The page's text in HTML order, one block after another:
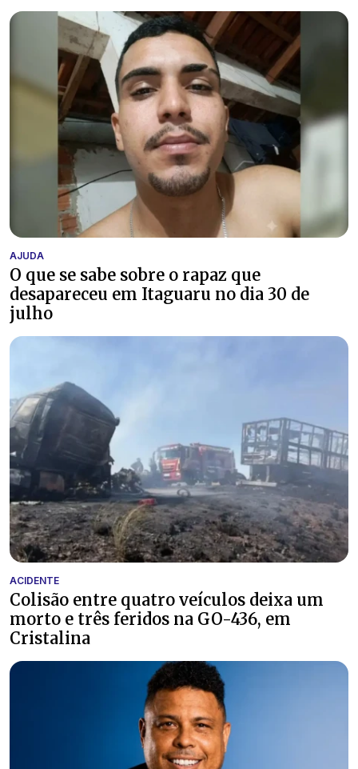
AJUDA
O que se sabe sobre o rapaz que
desapareceu em Itaguaru no dia 30 de
julho
ACIDENTE
Colisão entre quatro veículos deixa um
morto e três feridos na GO-436, em
Cristalina